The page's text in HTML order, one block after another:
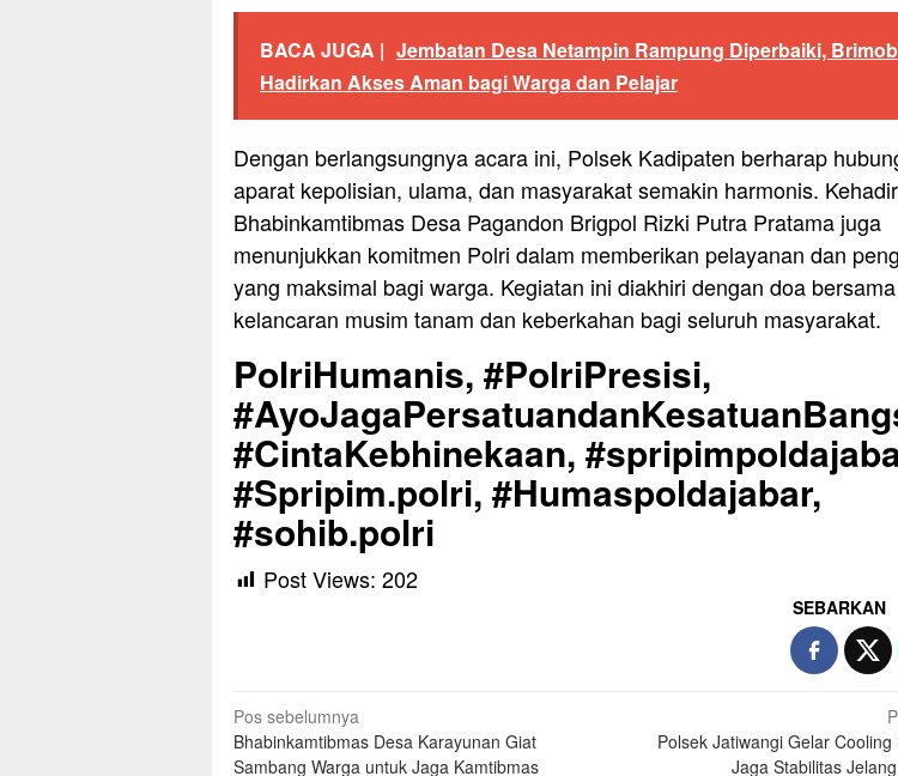
BACA JUGA | Jembatan Desa Netampin Rampung Diperbaiki,
Hadirkan Akses Aman bagi Warga dan Pelajar
Dengan berlangsungnya acara ini, Polsek Kadipaten berharap
aparat kepolisian, ulama, dan masyarakat semakin harmonis.
Bhabinkamtibmas Desa Pagandon Brigpol Rizki Putra Pratama juga
menunjukkan komitmen Polri dalam memberikan pelayanan dan
yang maksimal bagi warga. Kegiatan ini diakhiri dengan doa
kelancaran musim tanam dan keberkahan bagi seluruh masyarakat.
PolriHumanis, #PolriPresisi,
#CintaKebhinekaan,
#Spripim.polri, #Humaspoldajabar,
#sohib.polri
Post Views: 202
SEBARKAN
Navigasi
pos
Pos sebelumnya
Bhabinkamtibmas Desa Karayunan Giat
Sambang Warga untuk Jaga Kamtibmas
Polsek Jatiwangi Gelar
Jaga Stabilitas